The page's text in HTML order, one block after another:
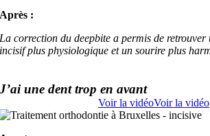
Après :
La correction du deepbite a permis de retrouver
incisif plus physiologique et un sourire plus
J’ai une dent trop en avant
Voir la vidéoVoir la vidéo